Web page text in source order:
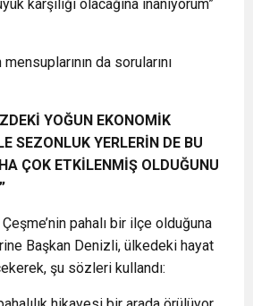
karşılığı olacağına inanıyorum”
da sorularını
YOĞUN EKONOMİK
SEZONLUK YERLERİN DE BU
ÇOK ETKİLENMİŞ OLDUĞUNU
pahalı bir ilçe olduğuna
Başkan Denizli, ülkedeki hayat
şu sözleri kullandı: